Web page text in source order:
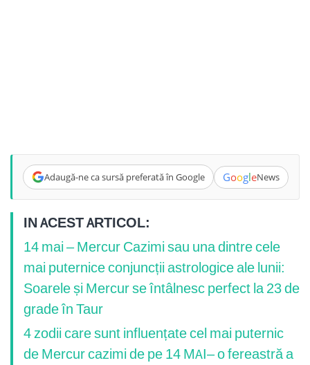
Adaugă-ne ca sursă preferată în Google GoogleNews
IN ACEST ARTICOL:
14 mai – Mercur Cazimi sau una dintre cele
mai puternice conjuncții astrologice ale lunii:
Soarele și Mercur se întâlnesc perfect la 23 de
grade în Taur
4 zodii care sunt influențate cel mai puternic
de Mercur cazimi de pe 14 MAI– o fereastră a